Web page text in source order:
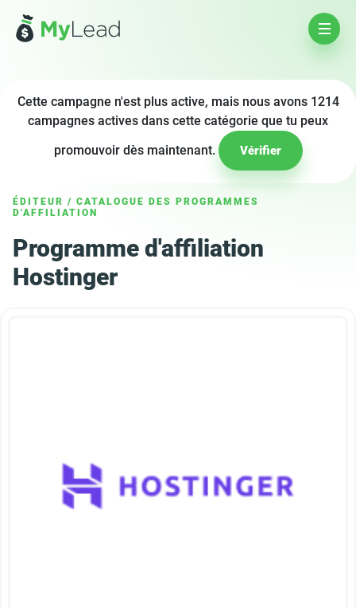
Cette campagne n'est plus active, mais nous avons 1214
campagnes actives dans cette catégorie que tu peux
promouvoir dès maintenant.
Vérifier
ÉDITEUR / CATALOGUE DES PROGRAMMES
D'AFFILIATION
Programme d'affiliation
Hostinger